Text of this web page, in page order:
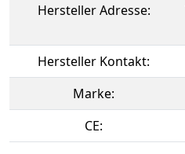
Hersteller Adresse:
Hersteller Kontakt:
Marke:
CE: